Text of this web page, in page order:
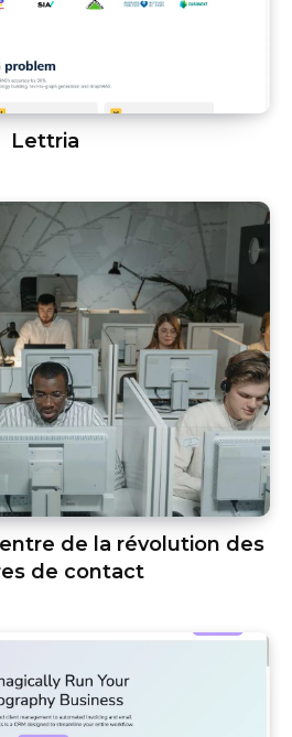
Lettria
de la révolution des
de contact